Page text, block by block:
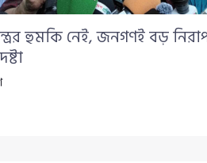
হুমকি নেই, জনগণই বড়